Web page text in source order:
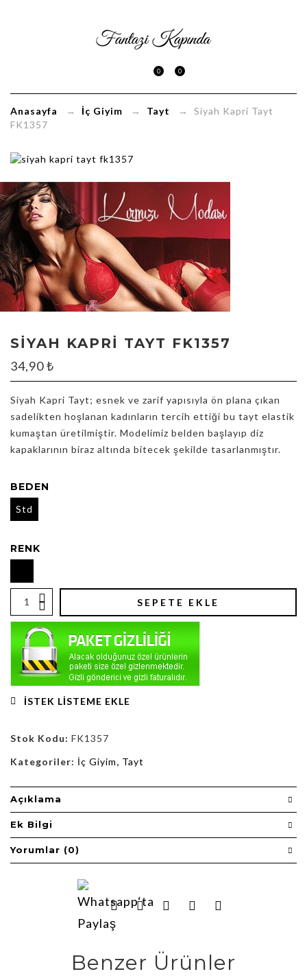
0 0
Anasayfa → İç Giyim → Tayt
→ Siyah Kapri Tayt
FK1357
SIYAH KAPRI TAYT FK1357
34,90₺
Siyah Kapri Tayt; esnek ve zarif yapısıyla ön plana çıkan
sadelikten hoşlanan kadınların tercih ettiği bu tayt elastik
kumaştan üretilmiştir. Modelimiz belden başlayıp diz
kapaklarının biraz altında bitecek şekilde tasarlanmıştır.
BEDEN
Std
RENK
SEPETE EKLE
İSTEK LISTEME EKLE
Stok Kodu: FK1357
Kategoriler: İç Giyim, Tayt
Açıklama
Ek Bilgi
Yorumlar (0)
Benzer Ürünler